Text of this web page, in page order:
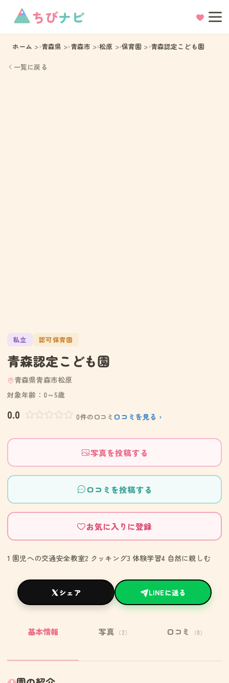
ちびナビ
ホーム 青森県 青森市 松原 保育園 青森認定こども園
一覧に戻る
私立 認可保育園
青森認定こども園
青森県青森市松原
対象年齢：0～5歳
0.0 0件の口コミ 口コミを見る ›
写真を投稿する
口コミを投稿する
お気に入りに登録
1 園児への交通安全教室2 クッキング3 体験学習4 自然に親しむ
シェア LINEに送る
基本情報 写真 （2） 口コミ （0）